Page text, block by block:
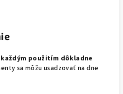
použitím dôkladne
sa môžu usadzovať na dne